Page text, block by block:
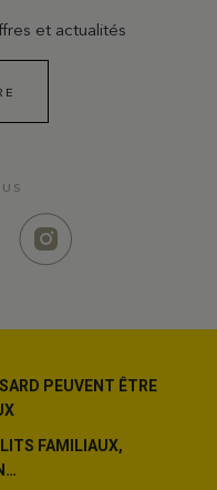
et actualités
PEUVENT ÊTRE
FAMILIAUX,